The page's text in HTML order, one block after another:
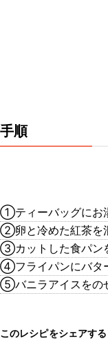
手順
①ティーバッグにお
②卵と冷めた紅茶を
③カットした食パ
④フライパンにバタ
⑤バニラアイスをの
このレシピをシェアする